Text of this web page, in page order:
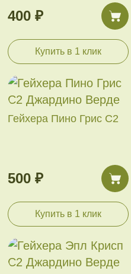
400 ₽
Купить в 1 клик
Гейхера Пино Грис С2
500 ₽
Купить в 1 клик